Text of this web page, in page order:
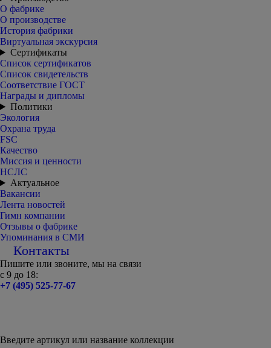
О фабрике
О производстве
История фабрики
Виртуальная экскурсия
Сертификаты
Список сертификатов
Список свидетельств
Соответствие ГОСТ
Награды и дипломы
Политики
Экология
Охрана труда
FSC
Качество
Миссия и ценности
НСЛС
Актуальное
Вакансии
Лента новостей
Гимн компании
Отзывы о фабрике
Упоминания в СМИ
Контакты
Пишите или звоните, мы на связи
с 9 до 18:
+7 (495) 525-77-67
Введите артикул или название коллекции